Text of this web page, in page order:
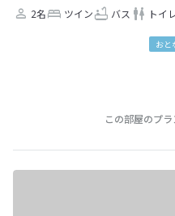
2名
ツイン バス トイ
おと
この部屋のプ